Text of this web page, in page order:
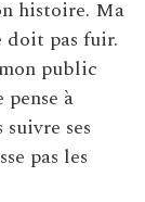
histoire. Ma
doit pas fuir.
public
à
ses
pas les